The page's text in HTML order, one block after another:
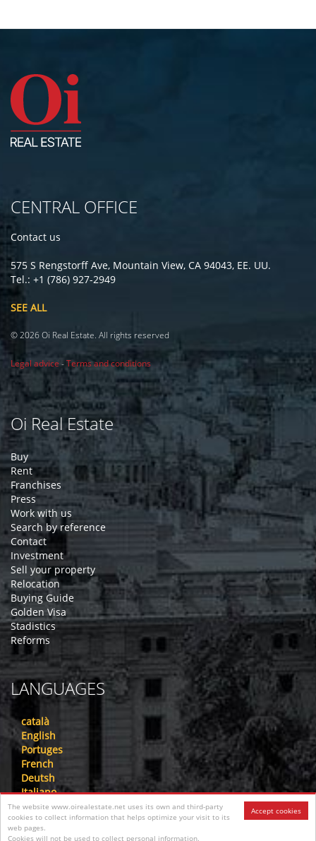
Accept cookies
The website www.oirealestate.net uses its own and third-party
cookies to collect information that helps optimize your visit to its
web pages.
Cookies will not be used to collect personal information.
CENTRAL OFFICE
Contact us
575 S Rengstorff Ave, Mountain View, CA 94043, EE. UU.
Tel.: +1 (786) 927-2949
SEE ALL
© 2026 Oi Real Estate. All rights reserved
Legal advice-Terms and conditions
Oi Real Estate
Buy
Rent
Franchises
Press
Work with us
Search by reference
Contact
Investment
Sell your property
Relocation
Buying Guide
Golden Visa
Stadistics
Reforms
LANGUAGES
català
English
Portuges
French
Deutsh
Italiano
Nederlandse
русский
中文